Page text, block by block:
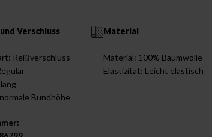
Verschluss
Reißverschluss
Bundhöhe
Material
Material: 100% Baumwolle
Elastizität: Leicht elastisch